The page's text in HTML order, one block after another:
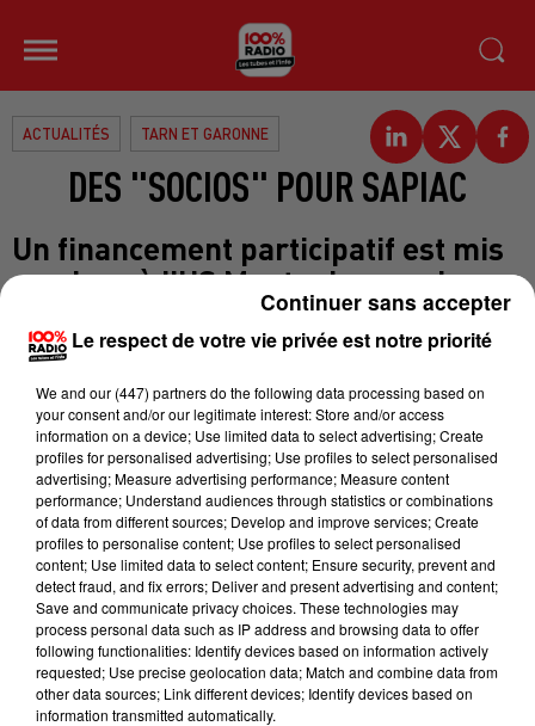
ACTUALITÉS TARN ET GARONNE
DES "SOCIOS" POUR SAPIAC
Un financement participatif est mis
en place à l’US Montauban rugby
selon la Dépêche du Midi dans son
édition locale datée de mardi. A
partir de ce matin, chacun peut
devenir membre du club à part
entière. Une façon pour les
dirigeants sapiacains de faire entrer
le club tarn-et-garonnais dans la
cour des grands, financer la
formation ou encore créer un
véritable centre d’entraînement. Le
premier niveau de participation est
de 20 €. BV
Le respect de votre vie privée est notre priorité
We and our (447) partnersdo the following data processing based on
your consent and/or our legitimate interest: Store and/or access
information on a device; Use limited data to select advertising; Create
profiles for personalised advertising; Use profiles to select personalised
advertising; Measure advertising performance; Measure content
performance; Understand audiences through statistics or combinations
of data from different sources; Develop and improve services; Create
profiles to personalise content; Use profiles to select personalised
content; Use limited data to select content; Ensure security, prevent and
detect fraud, and fix errors; Deliver and present advertising and content;
Save and communicate privacy choices. These technologies may
process personal data such as IP address and browsing data to offer
following functionalities: Identify devices based on information actively
requested; Use precise geolocation data; Match and combine data from
other data sources; Link different devices; Identify devices based on
information transmitted automatically.
Continuer sans accepter